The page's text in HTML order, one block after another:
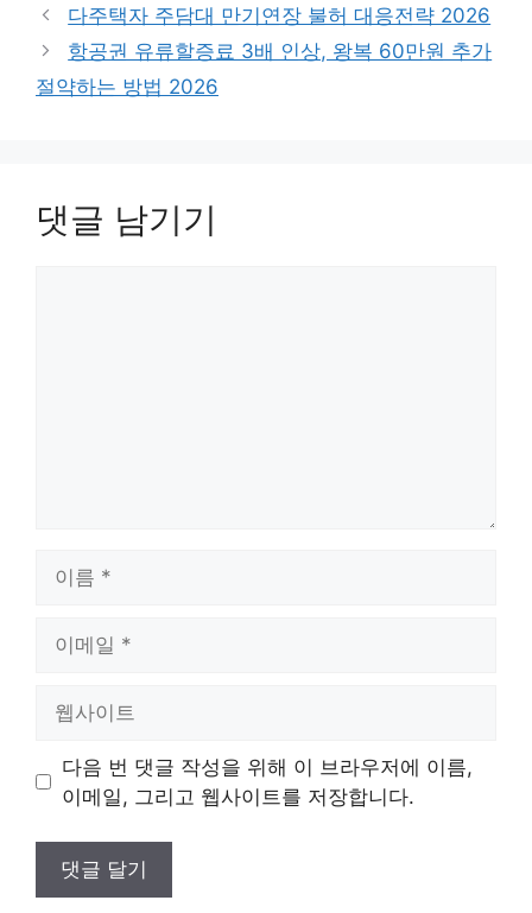
다주택자 주담대 만기연장 불허 대응전략 2026
항공권 유류할증료 3배 인상, 왕복 60만원 추가
절약하는 방법 2026
댓글 남기기
트
다음 번 댓글 작성을 위해 이 브라우저에 이름,
이메일, 그리고 웹사이트를 저장합니다.